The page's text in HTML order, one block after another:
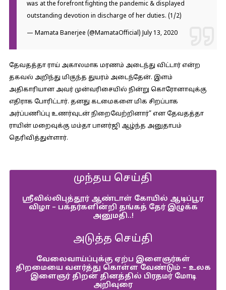
was at the forefront fighting the pandemic & displayed
outstanding devotion in discharge of her duties. (1/2)
— Mamata Banerjee (@MamataOfficial) July 13, 2020
தேவதத்தா ராய் அகாலமாக மரணம் அடைந்து விட்டார் என்ற
தகவல் அறிந்து மிகுந்த துயரம் அடைந்தேன். இளம்
அதிகாரியான அவர் முன்வரிசையில் நின்று கொரோனாவுக்கு
எதிராக போரிட்டார். தனது கடமைகளை மிக சிறப்பாக
அர்ப்பணிப்பு உணர்வுடன் நிறைவேற்றினார்” என தேவதத்தா
ராயின் மறைவுக்கு மம்தா பானர்ஜி ஆழ்ந்த அனுதாபம்
தெரிவித்துள்ளார்.
முந்தய செய்தி
ஸ்ரீவில்லிபுத்தூர் ஆண்டாள் கோயில் ஆடிப்பூர
விழா – பக்தர்களின்றி தங்கத் தேர் இழுக்க
அனுமதி..!
அடுத்த செய்தி
வேலைவாய்ப்புக்கு ஏற்ப இளைஞர்கள்
திறமையை வளர்த்து கொள்ள வேண்டும் – உலக
இளைஞர் திறன் தினத்தில் பிரதமர் மோடி
அறிவுரை